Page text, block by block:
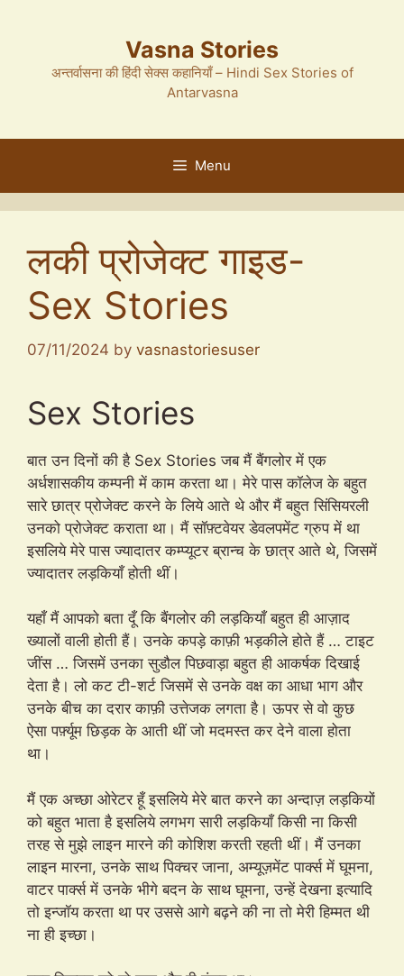
Vasna Stories
अन्तर्वासना की हिंदी सेक्स कहानियाँ – Hindi Sex Stories of
Antarvasna
Menu
लकी प्रोजेक्ट गाइड-
Sex Stories
07/11/2024 by vasnastoriesuser
Sex Stories
बात उन दिनों की है Sex Stories जब मैं बैंगलोर में एक
अर्धशासकीय कम्पनी में काम करता था। मेरे पास कॉलेज के बहुत
सारे छात्र प्रोजेक्ट करने के लिये आते थे और मैं बहुत सिंसियरली
उनको प्रोजेक्ट कराता था। मैं सॉफ़्टवेयर डेवलपमेंट ग्रुप में था
इसलिये मेरे पास ज्यादातर कम्प्यूटर ब्रान्च के छात्र आते थे, जिसमें
ज्यादातर लड़कियाँ होती थीं।
यहाँ मैं आपको बता दूँ कि बैंगलोर की लड़कियाँ बहुत ही आज़ाद
ख्यालों वाली होती हैं। उनके कपड़े काफ़ी भड़कीले होते हैं … टाइट
जींस … जिसमें उनका सुडौल पिछवाड़ा बहुत ही आकर्षक दिखाई
देता है। लो कट टी-शर्ट जिसमें से उनके वक्ष का आधा भाग और
उनके बीच का दरार काफ़ी उत्तेजक लगता है। ऊपर से वो कुछ
ऐसा पर्फ़्यूम छिड़क के आती थीं जो मदमस्त कर देने वाला होता
था।
मैं एक अच्छा ओरेटर हूँ इसलिये मेरे बात करने का अन्दाज़ लड़कियों
को बहुत भाता है इसलिये लगभग सारी लड़कियाँ किसी ना किसी
तरह से मुझे लाइन मारने की कोशिश करती रहती थीं। मैं उनका
लाइन मारना, उनके साथ पिक्चर जाना, अम्यूज़मेंट पार्क्स में घूमना,
वाटर पार्क्स में उनके भीगे बदन के साथ घूमना, उन्हें देखना इत्यादि
तो इन्जॉय करता था पर उससे आगे बढ़ने की ना तो मेरी हिम्मत थी
ना ही इच्छा।